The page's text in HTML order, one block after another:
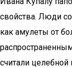
свойства. Люди
как амулеты от
считали